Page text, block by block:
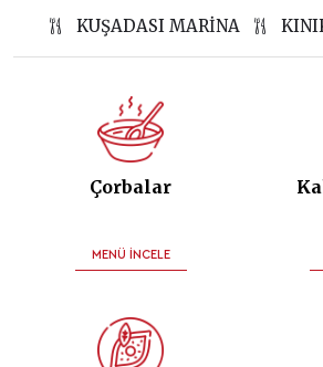
KUŞADASI MARINA
Çorbalar
MENÜ İNCELE